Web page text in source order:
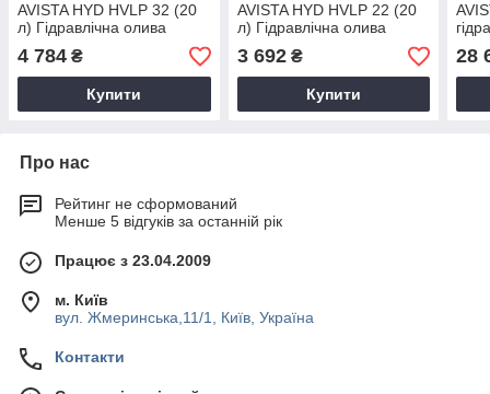
AVISTA HYD HVLP 32 (20
л) Гідравлічна олива
4 784 ₴
Купити
AVISTA HYD HVLP 22 (20
л) Гідравлічна олива
3 692₴
Купити
28
Про нас
Рейтинг не сформований
Менше 5 відгуків за останній рік
Працює з 23.04.2009
м. Київ
вул. Жмеринська,11/1, Київ, Україна
Контакти